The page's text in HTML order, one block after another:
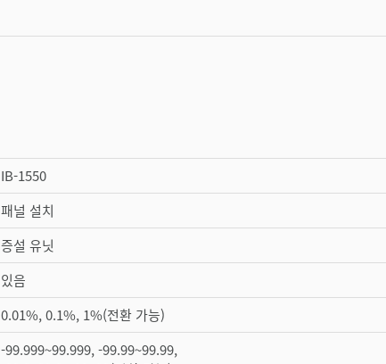
IB-1550
패널 설치
증설 유닛
있음
0.01%, 0.1%, 1%(전환 가능)
-99.999~99.999, -99.99~99.99,